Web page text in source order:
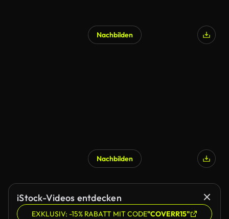
Nachbilden
Nachbilden
iStock-Videos entdecken
EXKLUSIV: -15% RABATT MIT CODE"COVERR15"